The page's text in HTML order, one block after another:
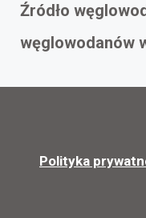
Źródło
węglowodanów
Polityka